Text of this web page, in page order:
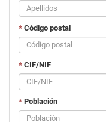
* Código postal
* CIF/NIF
* Población